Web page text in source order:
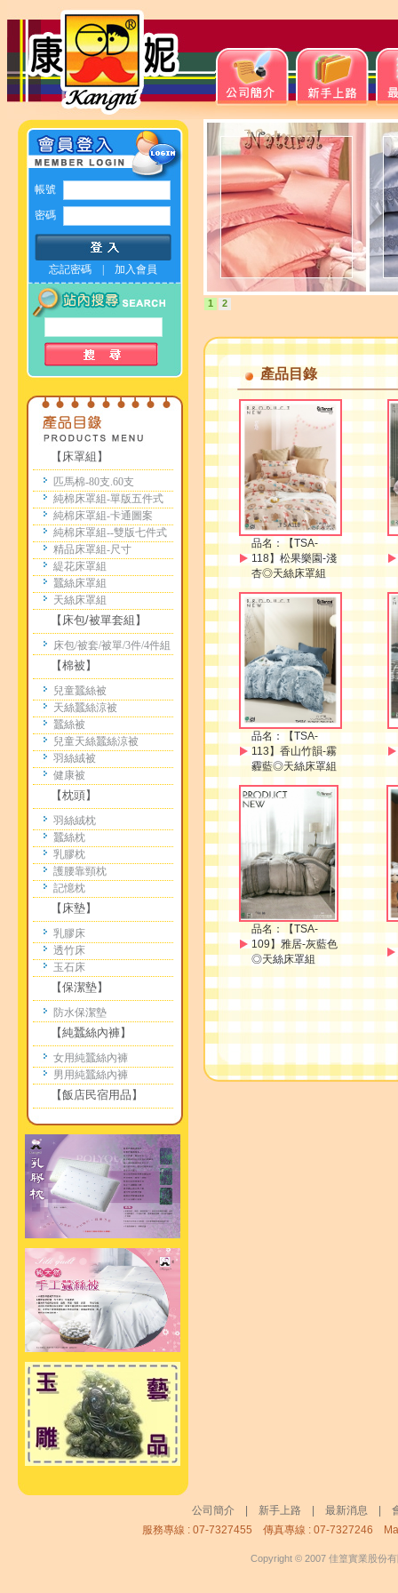
帳號
密碼
忘記密碼 加入會員
【床罩組】
匹馬棉-80支.60支
純棉床罩組-單版五件式
純棉床罩組-卡通圖案
純棉床罩組--雙版七件式
精品床罩組-尺寸
緹花床罩組
蠶絲床罩組
天絲床罩組
【床包/被單套組】
床包/被套/被單/3件/4件組
【棉被】
兒童蠶絲被
天絲蠶絲涼被
蠶絲被
兒童天絲蠶絲涼被
羽絲絨被
健康被
【枕頭】
羽絲絨枕
蠶絲枕
乳膠枕
護腰靠頸枕
記憶枕
【床墊】
乳膠床
透竹床
玉石床
【保潔墊】
防水保潔墊
【純蠶絲內褲】
女用純蠶絲內褲
男用純蠶絲內褲
【飯店民宿用品】
1 2
產品目錄
品名：【TSA-
118】松果樂園-淺
杏◎天絲床罩組
品名：【TSA-
113】香山竹韻-霧
霾藍◎天絲床罩組
品名：
【TSA-
109】雅居-灰藍色
◎天絲床罩組
公司簡介| 新手上路| 最新消息
服務專線 : 07-7327455 傳真專線 : 07-7327246
Copyright © 2007 佳篁實業股份